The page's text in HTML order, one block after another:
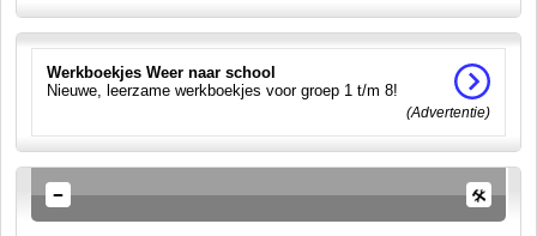
Werkboekjes Weer naar school
Nieuwe, leerzame werkboekjes voor groep 1 t/m 8!
(Advertentie)